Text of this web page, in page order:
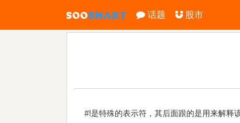
话题 股市
#!是特殊的表示符，其后面跟的是用来解释